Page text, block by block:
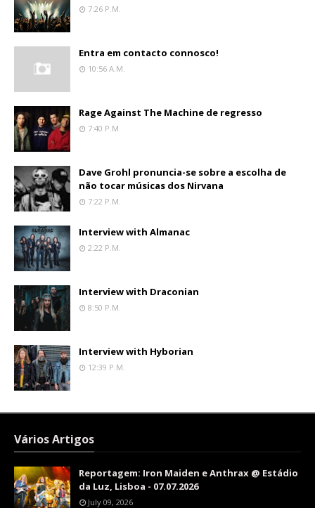
7:26 P.m.
Entra em contacto connosco!
10:56 A.m.
Rage Against The Machine de regresso
7:40 P.m.
Dave Grohl pronuncia-se sobre a escolha de
não tocar músicas dos Nirvana
7:22 P.m.
Interview with Almanac
2:22 P.m.
Interview with Draconian
8:50 P.m.
Interview with Hyborian
12:39 P.m.
Vários Artigos
Reportagem: Iron Maiden e Anthrax @ Estádio
da Luz, Lisboa - 07.07.2026
July 09, 2026